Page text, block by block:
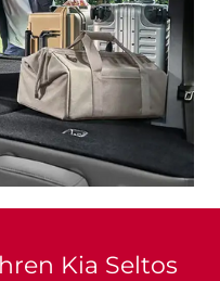
Kia Seltos